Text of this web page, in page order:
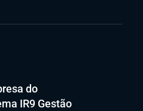
do
IR9 Gestão